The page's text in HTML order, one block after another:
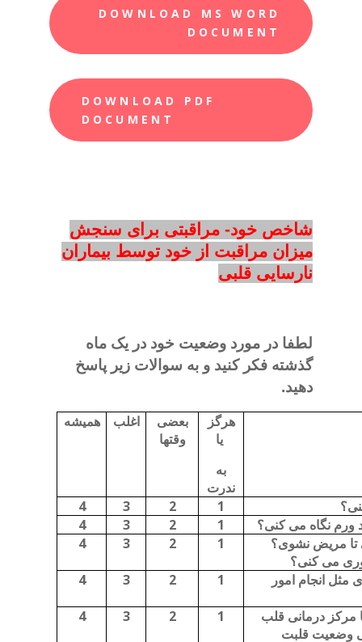
DOWNLOAD MS WORD
DOCUMENT
DOWNLOAD PDF
DOCUMENT
شاخص خود- مراقبتی برای سنجش
میزان مراقبت از خود توسط بیماران
نارسایی قلبی
لطفا در مورد وضعیت خود در یک ماه
گذشته فکر کنید و به سوالات زیر پاسخ
دهید.
همیشه اغلب
بعضی
وقتها
هرگز
یا
به
ندرت
4 3 2 1
4 3 2 1 ورم نگاه می کنی؟
4 3 2 1
مریض نشوی؟
می کنی؟
4 3 2 1 مثل انجام امور
4 3 2 1
مرکز درمانی قلب
وضعیت قلبت